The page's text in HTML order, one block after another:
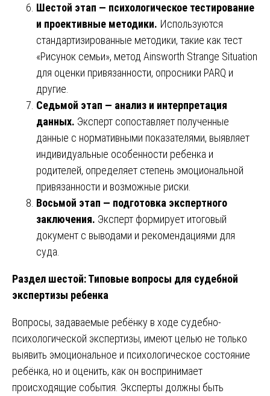
Шестой этап — психологическое тестирование
и проективные методики. Используются
стандартизированные методики, такие как тест
«Рисунок семьи», метод Ainsworth Strange Situation
для оценки привязанности, опросники PARQ и
другие.
Седьмой этап — анализ и интерпретация
данных. Эксперт сопоставляет полученные
данные с нормативными показателями, выявляет
индивидуальные особенности ребенка и
родителей, определяет степень эмоциональной
привязанности и возможные риски.
Восьмой этап — подготовка экспертного
заключения. Эксперт формирует итоговый
документ с выводами и рекомендациями для
суда.
Раздел шестой: Типовые вопросы для судебной
экспертизы ребенка
Вопросы, задаваемые ребёнку в ходе судебно-
психологической экспертизы, имеют целью не только
выявить эмоциональное и психологическое состояние
ребёнка, но и оценить, как он воспринимает
происходящие события. Эксперты должны быть